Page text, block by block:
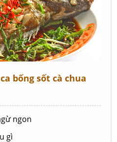
bống sốt cà chua
ngon
gì